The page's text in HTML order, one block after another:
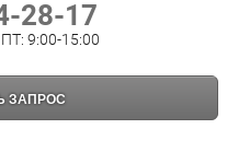
28-17
9:00-15:00
ЗАПРОС